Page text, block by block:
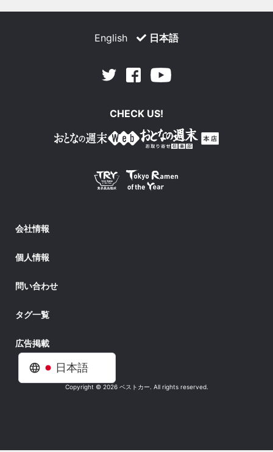
日本語
English 日本語
Twitter Facebook
CHECK US!
会社情報
個人情報
問い合わせ
タグ一覧
広告掲載
Copyright © 2026 ベストカー. All rights reserved.